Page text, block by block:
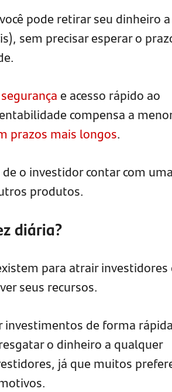
pode retirar seu dinheiro a
sem precisar esperar o
segurançae acesso rápido ao
compensa a
prazos mais longos.
o investidor contar com
produtos.
diária?
para atrair investidores
seus recursos.
investimentos de forma
o dinheiro a qualquer
já que muitos